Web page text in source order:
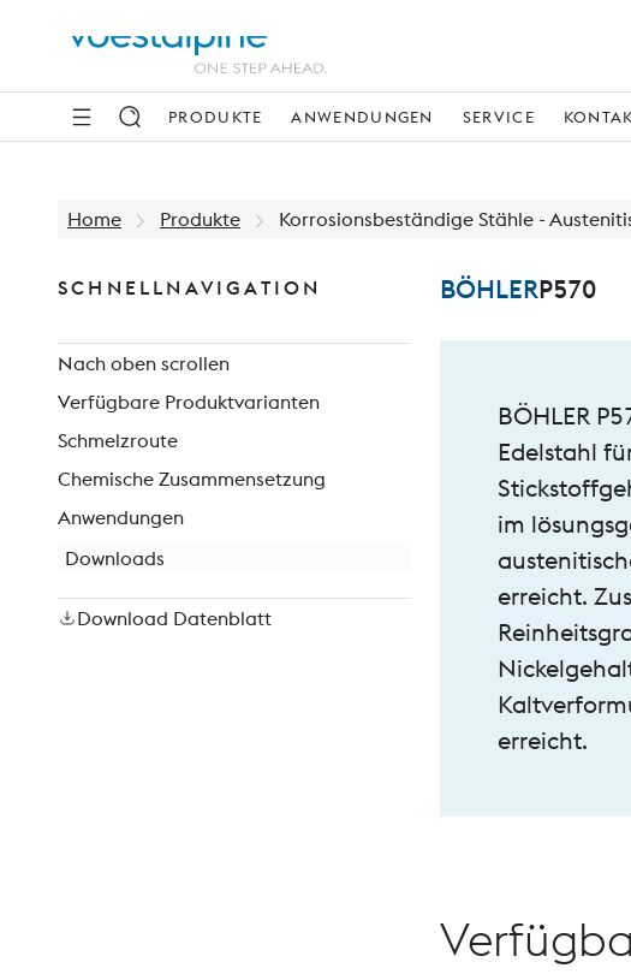
PRODUKTE ANWENDUNGEN SERVICE
Home Produkte Korrosionsbeständige Stähle -
SCHNELLNAVIGATION
Nach oben scrollen
Verfügbare Produktvarianten
Schmelzroute
Chemische Zusammensetzung
Anwendungen
Downloads
Download Datenblatt
BÖHLERP570
BÖHLER
Edelstahl
im
erreicht.
erreicht.